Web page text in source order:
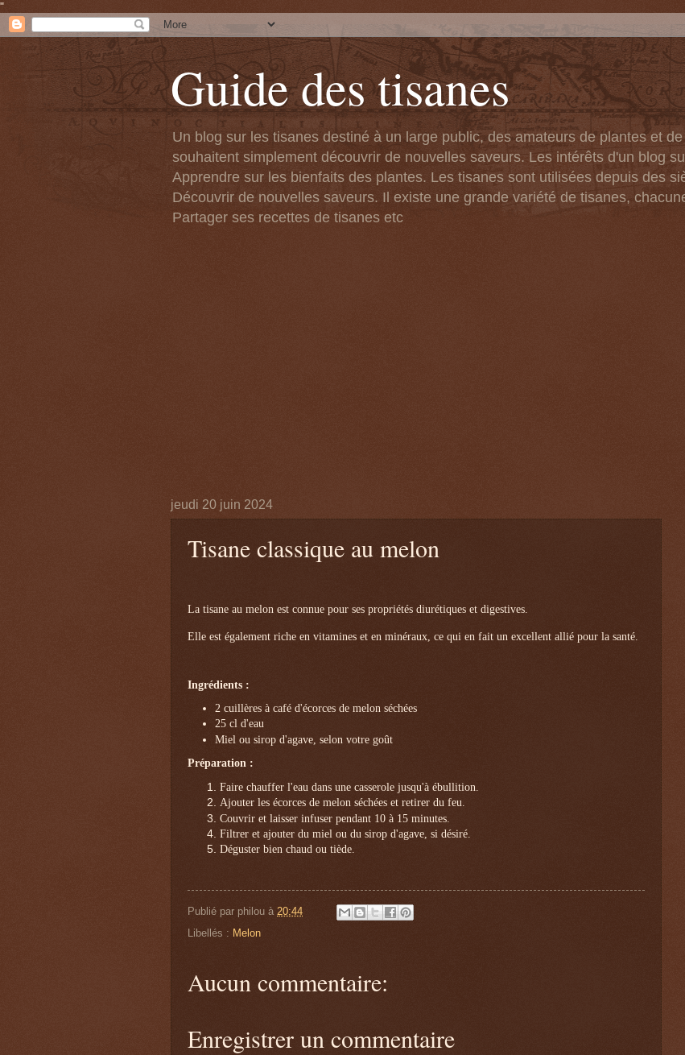
"
Guide des tisanes
Un blog sur les tisanes destiné à un large public, des amateurs de plantes et
souhaitent simplement découvrir de nouvelles saveurs. Les intérêts d'un blog
Apprendre sur les bienfaits des plantes. Les tisanes sont utilisées depuis des
Découvrir de nouvelles saveurs. Il existe une grande variété de tisanes,
Partager ses recettes de tisanes etc
jeudi 20 juin 2024
Tisane classique au melon
La tisane au melon est connue pour ses propriétés diurétiques et digestives.
Elle est également riche en vitamines et en minéraux, ce qui en fait un excellent allié pour la santé.
Ingrédients :
2 cuillères à café d'écorces de melon séchées
25 cl d'eau
Miel ou sirop d'agave, selon votre goût
Préparation :
Faire chauffer l'eau dans une casserole jusqu'à ébullition.
Ajouter les écorces de melon séchées et retirer du feu.
Couvrir et laisser infuser pendant 10 à 15 minutes.
Filtrer et ajouter du miel ou du sirop d'agave, si désiré.
Déguster bien chaud ou tiède.
Publié par philou à 20:44
Libellés : Melon
Aucun commentaire:
Enregistrer un commentaire